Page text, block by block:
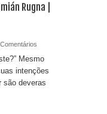
Rugna |
Comentários
Mesmo
intenções
são deveras